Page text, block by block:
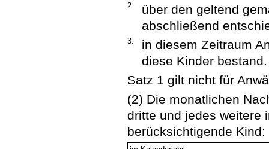
2.
über den geltend
abschließend
3.
in diesem Zeitraum
diese Kinder bestand.
Satz 1 gilt nicht für
(2) Die monatlichen
dritte und jedes weitere
berücksichtigende Kind: